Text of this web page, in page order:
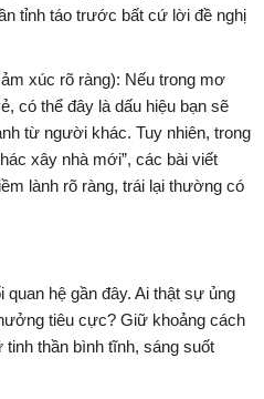
tỉnh táo trước bất cứ lời đề nghị
xúc rõ ràng): Nếu trong mơ
có thể đây là dấu hiệu bạn sẽ
từ người khác. Tuy nhiên, trong
xây nhà mới”, các bài viết
lành rõ ràng, trái lại thường có
hệ gần đây. Ai thật sự ủng
tiêu cực? Giữ khoảng cách
thần bình tĩnh, sáng suốt